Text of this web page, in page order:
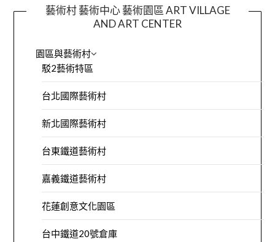
藝術村 藝術中心 藝術園區 ART VILLAGE
AND ART CENTER
園區與藝術村
駁2藝術特區
台北國際藝術村
新北國際藝術村
台東鐵道藝術村
嘉義鐵道藝術村
花蓮創意文化園區
台中鐵道20號倉庫